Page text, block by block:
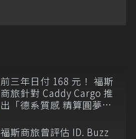
前三年日付 168 元！ 福斯
商旅針對 Caddy Cargo 推
出「德系質感 精算圓夢」
福斯商旅曾評估 ID. Buzz